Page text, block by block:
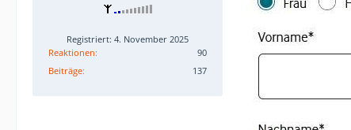
Registriert: 4. November 2025
Reaktionen
90
Beiträge
137